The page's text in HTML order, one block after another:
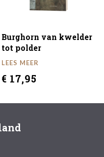
Burghorn van kwelder
tot polder
LEES MEER
€ 17,95